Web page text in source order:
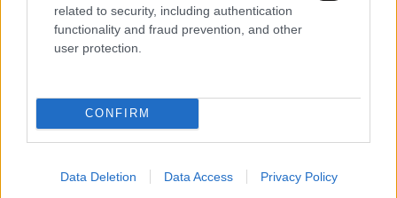
related to security, including authentication
functionality and fraud prevention, and other
user protection.
CONFIRM
Data Deletion Data Access Privacy Policy